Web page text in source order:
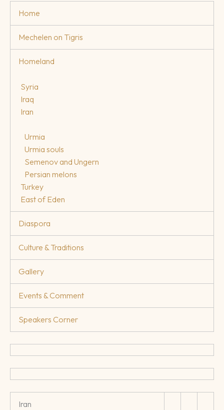
Home
Mechelen on Tigris
Homeland
Syria
Iraq
Iran
Urmia
Urmia souls
Semenov and Ungern
Persian melons
Turkey
East of Eden
Diaspora
Culture & Traditions
Gallery
Events & Comment
Speakers Corner
Iran